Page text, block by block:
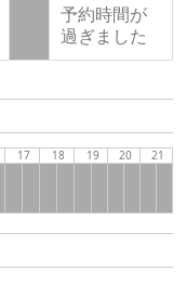
予約時間が
過ぎました
17 18 19 20 21